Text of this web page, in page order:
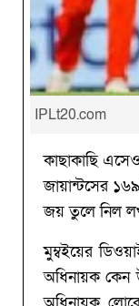
IPLt20.com
কাছাকাছি
জায়ান্টসের
জয় তুলে নিল
মু্ম্বইয়ের
অধিনায়ক কেন